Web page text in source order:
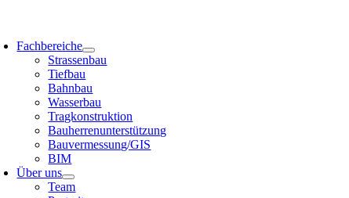
Fachbereiche
Strassenbau
Tiefbau
Bahnbau
Wasserbau
Tragkonstruktion
Bauherrenunterstützung
Bauvermessung/GIS
BIM
Über uns
Team